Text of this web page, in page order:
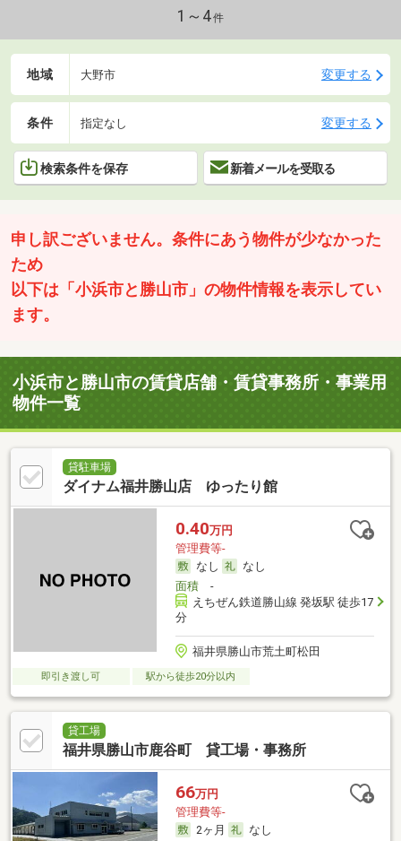
1～4件
地域 大野市 変更する
条件 指定なし 変更する
検索条件を保存 新着メールを受取る
申し訳ございません。条件にあう物件が少なかった
ため
以下は「小浜市と勝山市」の物件情報を表示してい
ます。
小浜市と勝山市の賃貸店舗・賃貸事務所・事業用
物件一覧
貸駐車場
ダイナム福井勝山店 ゆったり館
0.40万円
管理費等-
なし
なし
面積-
えちぜん鉄道勝山線 発坂駅 徒歩17
分
福井県勝山市荒土町松田
即引き渡し可 駅から徒歩20分以内
貸工場
福井県勝山市鹿谷町 貸工場・事務所
66万円
管理費等-
2ヶ月
なし